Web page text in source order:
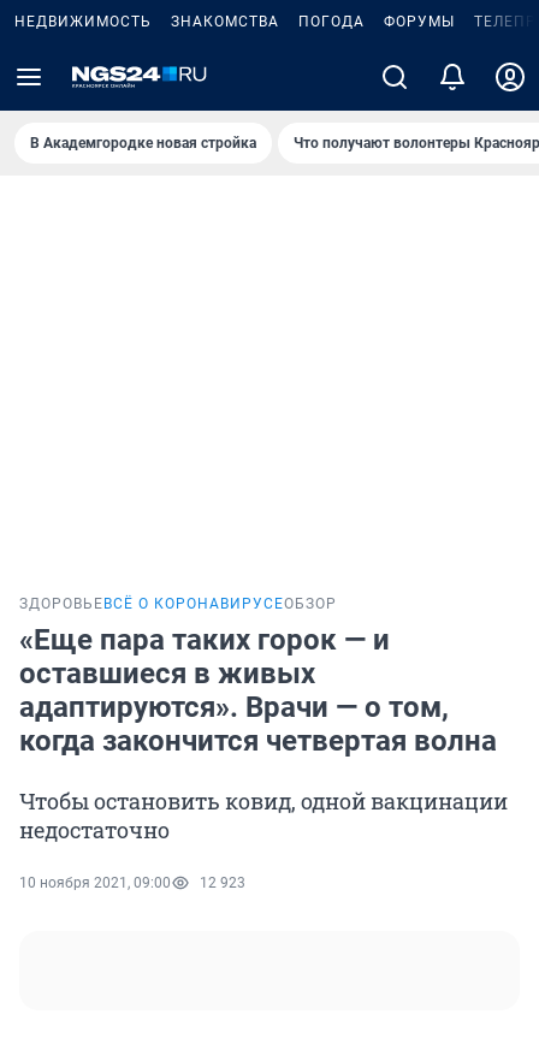
НЕДВИЖИМОСТЬ ЗНАКОМСТВА ПОГОДА ФОРУМЫ
В Академгородке новая стройка Что получают волонтеры
ЗДОРОВЬЕ ВСЁ О КОРОНАВИРУСЕОБЗОР
«Еще пара таких горок — и
оставшиеся в живых
адаптируются». Врачи — о том,
когда закончится четвертая волна
Чтобы остановить ковид, одной вакцинации
недостаточно
10 ноября 2021, 09:00 12 923